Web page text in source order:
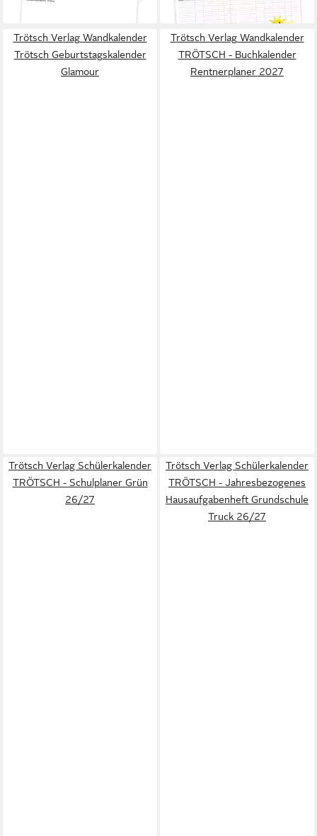
lieferbar - in 2-3 Werktagen bei dir
Trötsch Verlag Wandkalender
Trötsch Geburtstagskalender
Glamour
Trötsch Verlag Wandkalender
TRÖTSCH - Buchkalender
Rentnerplaner 2027
Trötsch Verlag Schülerkalender
TRÖTSCH - Schulplaner Grün
26/27
Trötsch Verlag Schülerkalender
TRÖTSCH - Jahresbezogenes
Hausaufgabenheft Grundschule
Truck 26/27